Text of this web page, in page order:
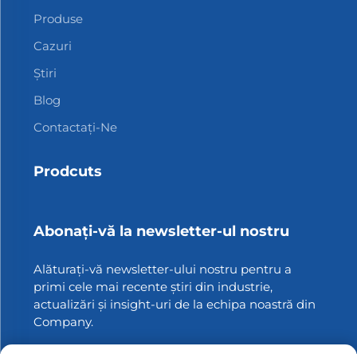
Produse
Cazuri
Știri
Blog
Contactați-Ne
Prodcuts
Abonați-vă la newsletter-ul nostru
Alăturați-vă newsletter-ului nostru pentru a
primi cele mai recente știri din industrie,
actualizări și insight-uri de la echipa noastră din
Company.